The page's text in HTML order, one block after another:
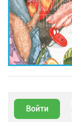
Войти